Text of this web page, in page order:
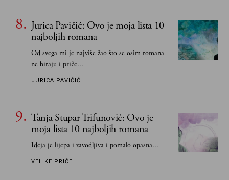
Jurica Pavičić: Ovo je moja lista 10
najboljih romana
Od svega mi je najviše žao što se osim romana
ne biraju i priče...
JURICA PAVIČIĆ
Tanja Stupar Trifunović: Ovo je
moja lista 10 najboljih romana
Ideja je lijepa i zavodljiva i pomalo opasna...
VELIKE PRIČE